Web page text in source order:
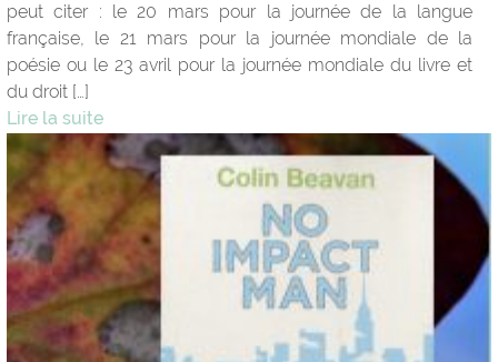
peut citer : le 20 mars pour la journée de la langue
française, le 21 mars pour la journée mondiale de la
poésie ou le 23 avril pour la journée mondiale du livre et
du droit […]
Lire la suite